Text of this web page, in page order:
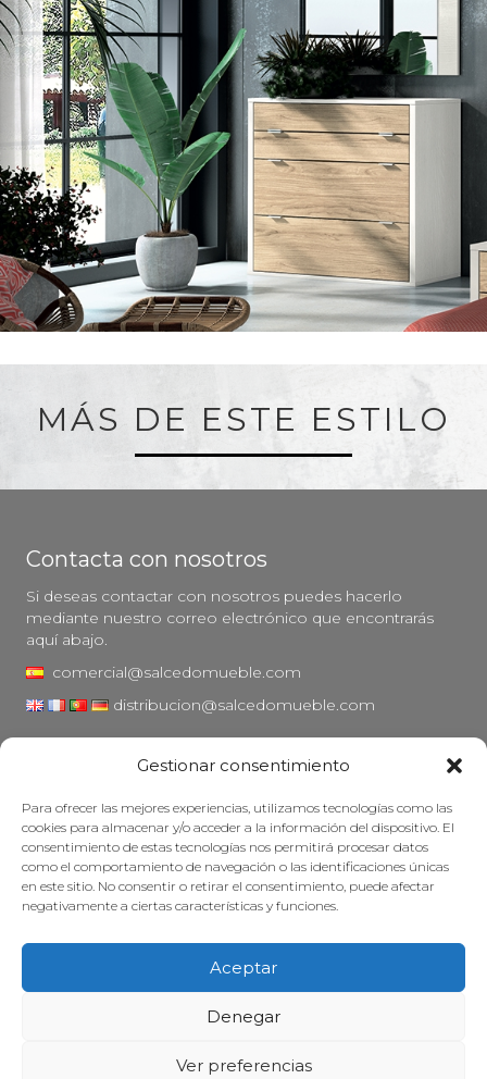
Gestionar consentimiento
Para ofrecer las mejores experiencias, utilizamos tecnologías como las
cookies para almacenar y/o acceder a la información del dispositivo. El
consentimiento de estas tecnologías nos permitirá procesar datos
como el comportamiento de navegación o las identificaciones únicas
en este sitio. No consentir o retirar el consentimiento, puede afectar
negativamente a ciertas características y funciones.
Aceptar
Denegar
Ver preferencias
MÁS DE ESTE ESTILO
Contacta con nosotros
Si deseas contactar con nosotros puedes hacerlo
mediante nuestro correo electrónico que encontrarás
aquí abajo.
comercial@salcedomueble.com
distribucion@salcedomueble.com
Aviso legal
Política de privacidad
Política de cookies
Mantener su mueble
Subvenciones
Web desarrollada, posicionada y mantenida con mucha cafeína por